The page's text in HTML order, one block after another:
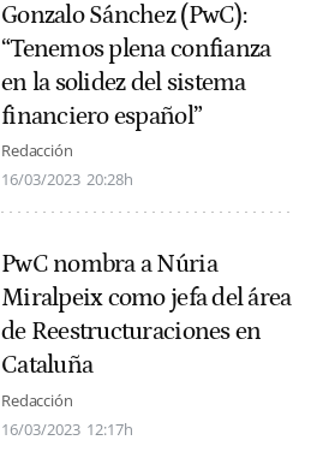
Gonzalo Sánchez (PwC):
“Tenemos plena confianza
en la solidez del sistema
financiero español”
Redacción
16/03/2023 20:28h
PwC nombra a Núria
Miralpeix como jefa del área
de Reestructuraciones en
Cataluña
Redacción
16/03/2023 12:17h